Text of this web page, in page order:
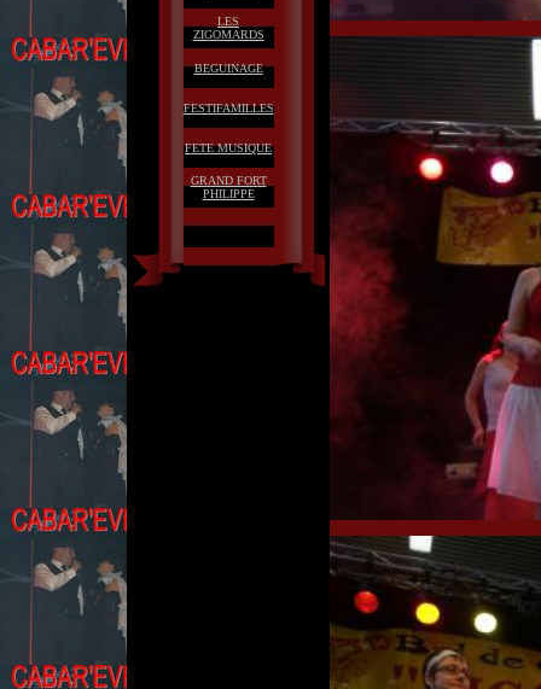
LES
ZIGOMARDS
BEGUINAGE
FESTIFAMILLES
FETE MUSIQUE
GRAND FORT
PHILIPPE